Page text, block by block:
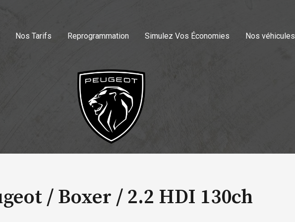
Nos Tarifs Reprogrammation Simulez Vos Économies Nos véhicules
/ Boxer / 2.2 HDI 130ch